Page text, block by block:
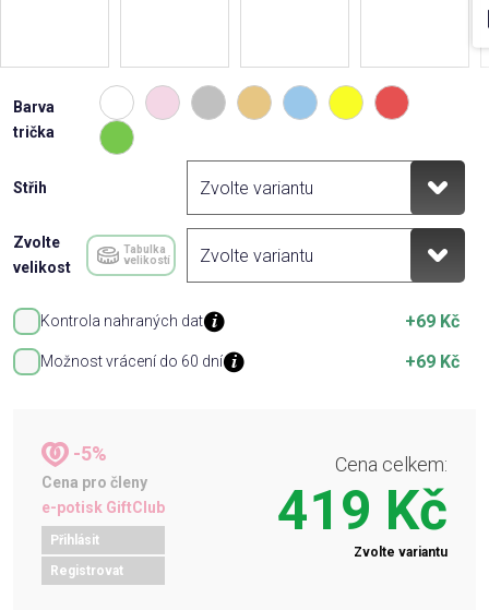
Barva
trička
Střih
Zvolte
velikost
Tabulka
velikostí
Kontrola nahraných dat +69 Kč
Možnost vrácení do 60 dní +69 Kč
-5%
Cena pro členy
e-potisk GiftClub
Přihlásit
Registrovat
Cena celkem:
419 Kč
Zvolte variantu